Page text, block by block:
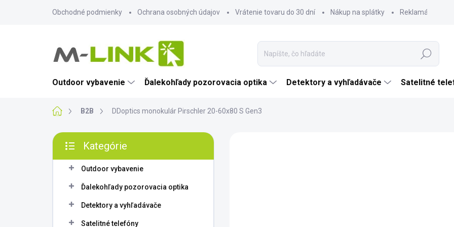
Obchodné podmienky Ochrana osobných údajov Vrátenie tovaru do 30 dní Nákup na splátky Reklamácia
Hľadať
Outdoor vybavenie Ďalekohľady pozorovacia optika Detektory a vyhľadávače Satelitné
DomovB2B DDoptics monokulár Pirschler 20-60x80 S Gen3
B
č
kategórie
Kategórie
Outdoor vybavenie
Ďalekohľady pozorovacia optika
Detektory a vyhľadávače
Satelitné telefóny